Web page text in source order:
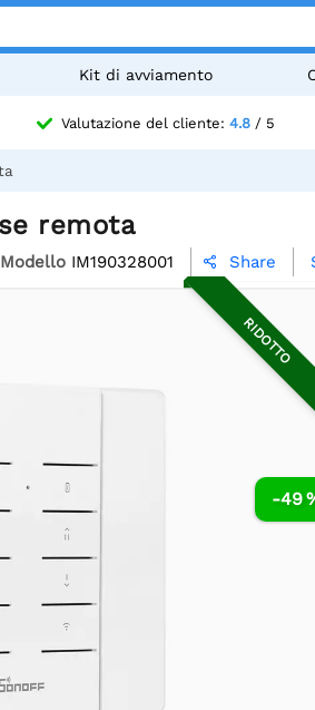
Kit di avviamento
Valutazione del cliente: 4.8/ 5
remota
Modello IM190328001  Share
-49
RIDOTTO